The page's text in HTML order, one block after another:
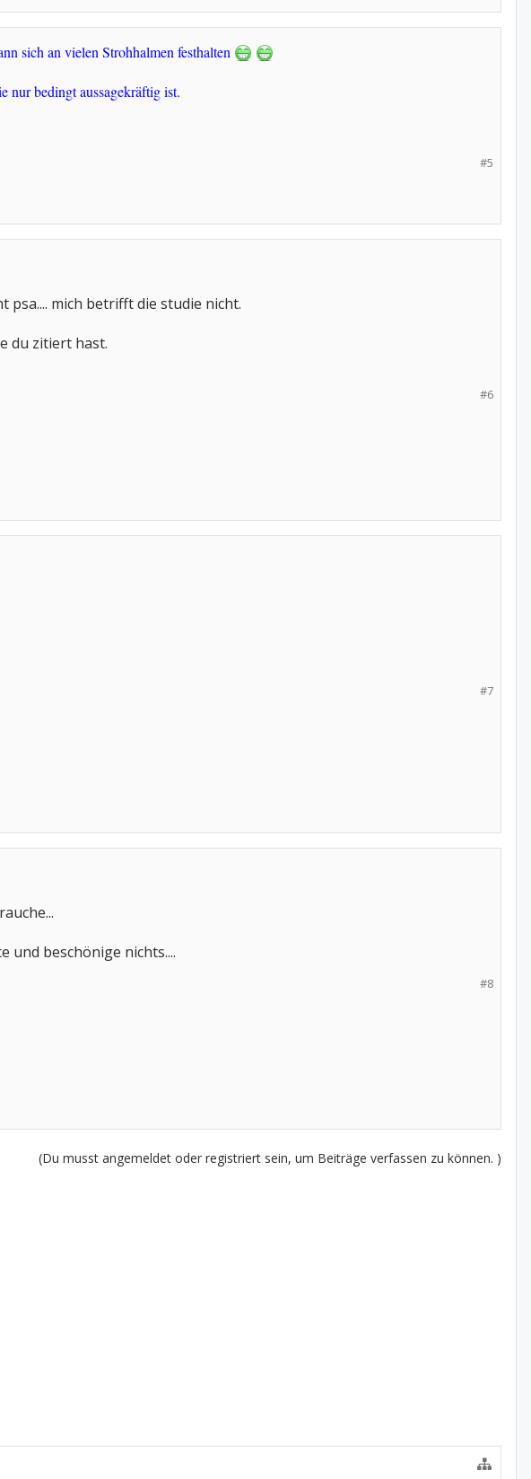
sich an vielen Strohhalmen festhalten
nur bedingt aussagekräftig ist.
#5
psa.... mich betrifft die studie nicht.
du zitiert hast.
#6
#7
und beschönige nichts....
#8
(Du musst angemeldet oder registriert sein, um Beiträge verfassen zu können. )